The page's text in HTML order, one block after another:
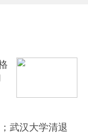
武汉大学清退